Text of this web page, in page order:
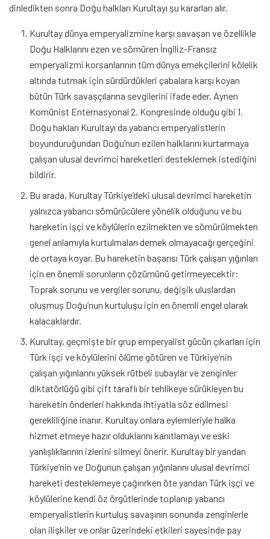
dinledikten sonra Doğu halkları Kurultayı şu kararları alır.
Kurultay dünya emperyalizmine karşı savaşan ve özellikle
Doğu Halklarını ezen ve sömüren İngiliz-Fransız
emperyalizmi korsanlarının tüm dünya emekçilerini kölelik
altında tutmak için sürdürdükleri çabalara karşı koyan
bütün Türk savaşçılarına sevgilerini ifade eder. Aynen
Komünist Enternasyonal 2. Kongresinde olduğu gibi 1.
Doğu hakları Kurultayı da yabancı emperyalistlerin
boyunduruğundan Doğu’nun ezilen halklarını kurtarmaya
çalışan ulusal devrimci hareketleri desteklemek istediğini
bildirir.
Bu arada, Kurultay Türkiye’deki ulusal devrimci hareketin
yalnızca yabancı sömürücülere yönelik olduğunu ve bu
hareketin işçi ve köylülerin ezilmekten ve sömürülmekten
genel anlamıyla kurtulmaları demek olmayacağı gerçeğini
de ortaya koyar. Bu hareketin başarısı Türk çalışan yığınları
için en önemli sorunların çözümünü getirmeyecektir:
Toprak sorunu ve vergiler sorunu, değişik uluslardan
oluşmuş Doğu’nun kurtuluşu için en önemli engel olarak
kalacaklardır.
Kurultay, geçmişte bir grup emperyalist gücün çıkarları için
Türk işçi ve köylülerini ölüme götüren ve Türkiye’nin
çalışan yığınlarını yüksek rütbeli subaylar ve zenginler
diktatörlüğü gibi çift taraflı bir tehlikeye sürükleyen bu
hareketin önderleri hakkında ihtiyatla söz edilmesi
gerekliliğine inanır. Kurultay onlara eylemleriyle halka
hizmet etmeye hazır olduklarını kanıtlamayı ve eski
yanlışlıklarının izlerini silmeyi önerir. Kurultay bir yandan
Türkiye’nin ve Doğunun çalışan yığınlarını ulusal devrimci
hareketi desteklemeye çağırırken öte yandan Türk işçi ve
köylülerine kendi öz örgütlerinde toplanıp yabancı
emperyalistlerin kurtuluş savaşının sonunda zenginlerle
olan ilişkiler ve onlar üzerindeki etkileri sayesinde pay